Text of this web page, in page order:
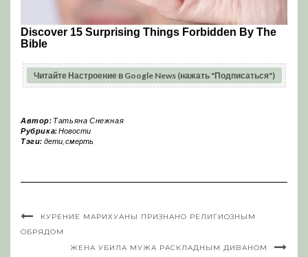
Читайте Настроение в Google News (нажать "Подписаться")
Автор: Татьяна Снежная
Рубрика:Новости
Тэги: дети, смерть
КУРЕНИЕ МАРИХУАНЫ ПРИЗНАНО РЕЛИГИОЗНЫМ
ОБРЯДОМ
ЖЕНА УБИЛА МУЖА РАСКЛАДНЫМ ДИВАНОМ